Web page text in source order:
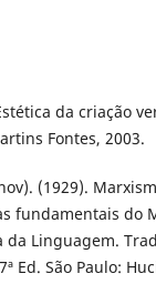
da criação
Fontes, 2003.
(1929).
fundamentais do
da Linguagem.
Ed. São Paulo: